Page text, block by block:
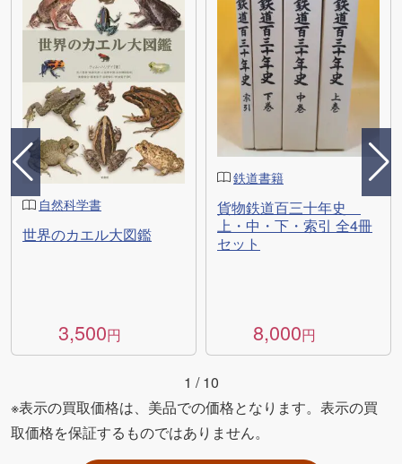
自然科学書
世界のカエル大図鑑
3,500円
鉄道書籍
貨物鉄道百三十年史
上・中・下・索引 全4冊
セット
8,000円
1 /10
※表示の買取価格は、美品での価格となります。表示の買
取価格を保証するものではありません。